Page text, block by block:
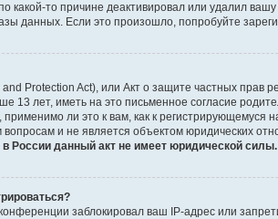
какой-то причине деактивировал или удалил
данных. Если это произошло, попробуйте
Protection Act), или Акт о защите частных
13 лет, иметь на это письменное согласие
ли это к вам, как к
и не является объектом юридических
России данный акт не имеет юридической силы.
заблокировал ваш IP-адрес или